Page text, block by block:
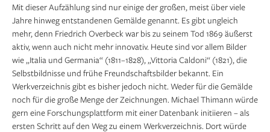
Mit dieser Aufzählung sind nur einige der großen, meist über viele
Jahre hinweg entstandenen Gemälde genannt. Es gibt ungleich
mehr, denn Friedrich Overbeck war bis zu seinem Tod 1869 äußerst
aktiv, wenn auch nicht mehr innovativ. Heute sind vor allem Bilder
wie „Italia und Germania“ (1811–1828), „Vittoria Caldoni“ (1821), die
Selbstbildnisse und frühe Freundschaftsbilder bekannt. Ein
Werkverzeichnis gibt es bisher jedoch nicht. Weder für die Gemälde
noch für die große Menge der Zeichnungen. Michael Thimann würde
gern eine Forschungsplattform mit einer Datenbank initiieren – als
ersten Schritt auf den Weg zu einem Werkverzeichnis. Dort würde